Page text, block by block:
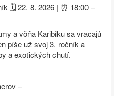
🗓 22. 8. 2026 | ⏰ 18:00 –
a vôňa Karibiku sa vracajú
píše už svoj 3. ročník a
a exotických chutí.
–